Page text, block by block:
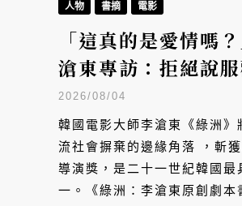
人物 書摘 電影
「這真的是愛情嗎
滄東專訪：拒絕說
影美學
2026/08/04
韓國電影大師李滄東《綠洲》
流社會摒棄的邊緣角落 ，斬
導演獎，是二十一世紀韓國最
一。《綠洲：李滄東原創劇本